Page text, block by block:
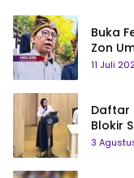
Buka
Zon
Status
11 Juli
Daftar
Blokir
3